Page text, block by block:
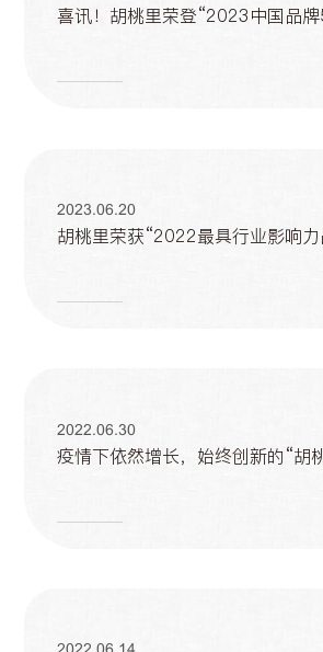
喜讯！胡桃里荣登“2023中国品
2023.06.20
胡桃里荣获“2022最具行业影响力
2022.06.30
疫情下依然增长，始终创新的“胡